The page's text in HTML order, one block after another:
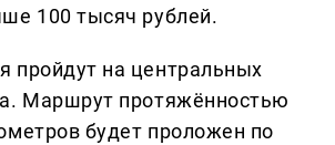
100 тысяч рублей.
пройдут на центральных
Маршрут протяжённостью
будет проложен по